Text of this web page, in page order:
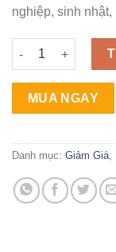
nghiệp, sinh
Bó Hoa Hướng
MUA NGAY
Danh mục: Giảm Giá